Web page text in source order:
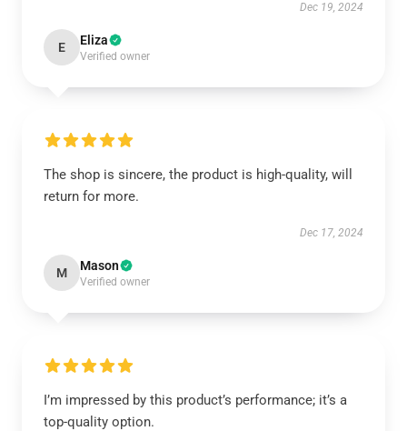
Dec 19, 2024
E Eliza
Verified owner
The shop is sincere, the product is high-quality, will
return for more.
Dec 17, 2024
M Mason
Verified owner
I’m impressed by this product’s performance; it’s a
top-quality option.